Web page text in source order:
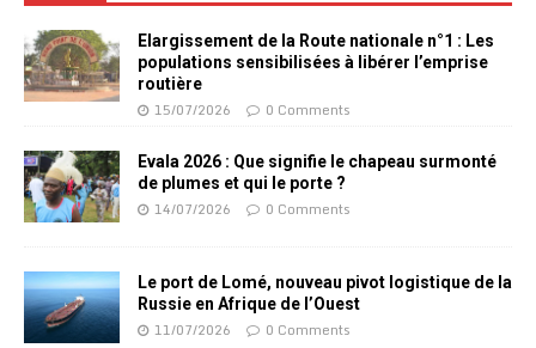
Elargissement de la Route nationale n°1 : Les
populations sensibilisées à libérer l’emprise
routière
15/07/2026 0 Comments
Evala 2026 : Que signifie le chapeau surmonté
de plumes et qui le porte ?
14/07/2026 0 Comments
Le port de Lomé, nouveau pivot logistique de la
Russie en Afrique de l’Ouest
11/07/2026 0 Comments